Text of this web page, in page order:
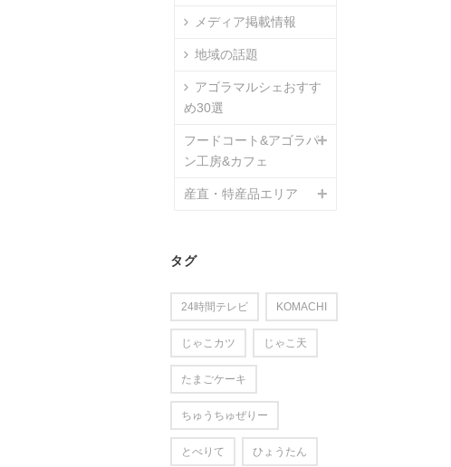
メディア掲載情報
地域の話題
アゴラマルシェおすす
め30選
フードコート&アゴラパ
ン工房&カフェ
産直・特産品エリア
タグ
24時間テレビ KOMACHI
じゃこカツ じゃこ天
たまごケーキ
ちゅうちゅぜりー
とべりて ひょうたん